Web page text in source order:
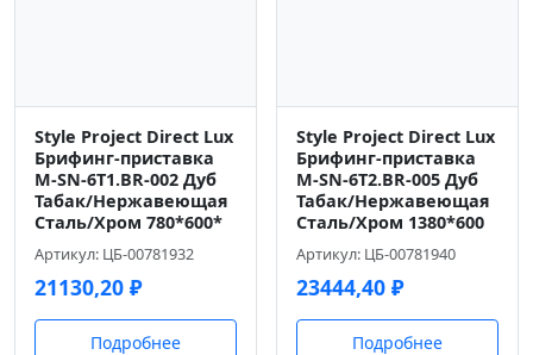
Style Project Direct Lux
Брифинг-приставка
M-SN-6T1.BR-002 Дуб
Табак/Нержавеющая
Сталь/Хром 780*600*
Артикул: ЦБ-00781932
21130,20 ₽
Подробнее
Style Project Direct Lux
Брифинг-приставка
M-SN-6T2.BR-005 Дуб
Табак/Нержавеющая
Сталь/Хром 1380*600
Артикул: ЦБ-00781940
23444,40 ₽
Подробнее